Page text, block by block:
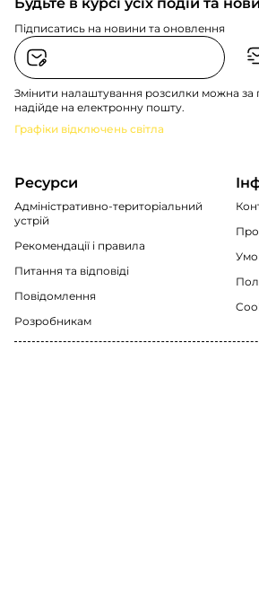
Підписатись на новини та оновлення
Змінити налаштування розсилки можна
надійде на електронну пошту.
Графіки відключень світла
Ресурси
Адміністративно-територіальний
устрій
Рекомендації i правила
Питання та відповіді
Повідомлення
Розробникам